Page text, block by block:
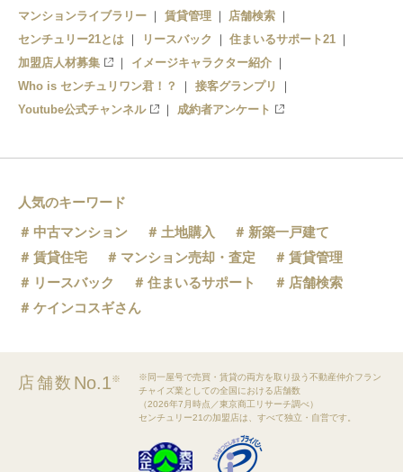
マンションライブラリー
賃貸管理
店舗検索
センチュリー21とは
リースバック
住まいるサポート21
加盟店人材募集
イメージキャラクター紹介
Who is センチュリワン君！？
接客グランプリ
Youtube公式チャンネル
成約者アンケート
人気のキーワード
中古マンション
土地購入
新築一戸建て
賃貸住宅
マンション売却・査定
賃貸管理
リースバック
住まいるサポート
店舗検索
ケインコスギさん
店舗数 No.1※
※同一屋号で売買・賃貸の両方を取り扱う不動産仲介フラン
チャイズ業としての全国における店舗数
（2026年7月時点／東京商工リサーチ調べ）
センチュリー21の加盟店は、すべて独立・自営です。